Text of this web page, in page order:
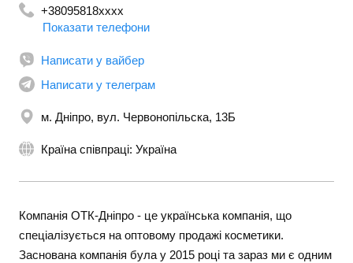
+38095818xxxx
+380980462217
Показати телефони
Написати у вайбер
Написати у телеграм
м. Дніпро, вул. Червонопільска, 13Б
Країна співпраці: Україна
Компанія ОТК-Дніпро - це українська компанія, що
спеціалізується на оптовому продажі косметики.
Заснована компанія була у 2015 році та зараз ми є одним